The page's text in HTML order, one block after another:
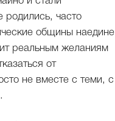
родились, часто
общины наедине
реальным желаниям
от
не вместе с теми, с